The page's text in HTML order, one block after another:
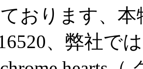
おります、
、弊社で